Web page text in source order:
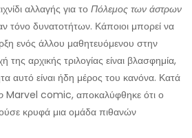
αλλαγής για το Πόλεμος των άστρων
τόνο δυνατοτήτων. Κάποιοι μπορεί να
ενός άλλου μαθητευόμενου στην
αρχικής τριλογίας είναι βλασφημία,
αυτό είναι ήδη μέρος του κανόνα. Κατά
Marvel comic, αποκαλύφθηκε ότι ο
κρυφά μια ομάδα πιθανών